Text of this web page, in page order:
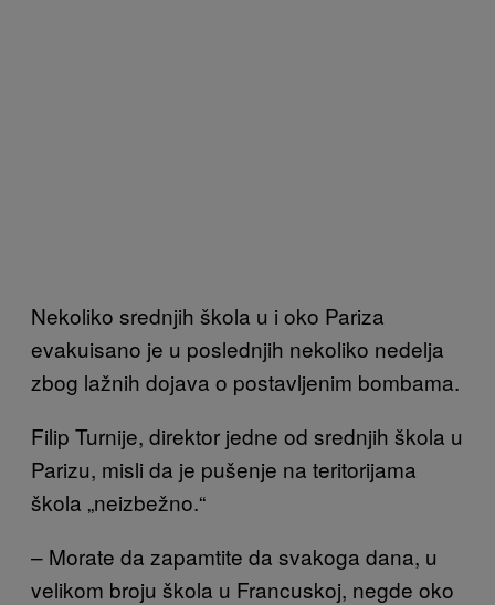
Nekoliko srednjih škola u i oko Pariza
evakuisano je u poslednjih nekoliko nedelja
zbog lažnih dojava o postavljenim bombama.
Filip Turnije, direktor jedne od srednjih škola u
Parizu, misli da je pušenje na teritorijama
škola „neizbežno.“
– Morate da zapamtite da svakoga dana, u
velikom broju škola u Francuskoj, negde oko